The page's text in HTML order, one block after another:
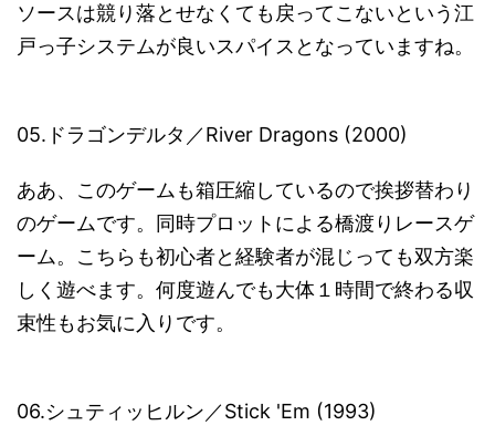
ソースは競り落とせなくても戻ってこないという江
戸っ子システムが良いスパイスとなっていますね。
05.ドラゴンデルタ／River Dragons (2000)
ああ、このゲームも箱圧縮しているので挨拶替わり
のゲームです。同時プロットによる橋渡りレースゲ
ーム。こちらも初心者と経験者が混じっても双方楽
しく遊べます。何度遊んでも大体１時間で終わる収
束性もお気に入りです。
06.シュティッヒルン／Stick 'Em (1993)